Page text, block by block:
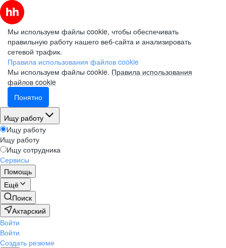
Мы используем файлы cookie, чтобы обеспечивать
правильную работу нашего веб-сайта и анализировать
сетевой трафик.
Правила использования файлов cookie
Мы используем файлы cookie. Правила использования
файлов cookie
Понятно
Ищу работу
Ищу работу
Ищу работу
Ищу сотрудника
Сервисы
Помощь
Ещё
Поиск
Ахтарский
Войти
Войти
Создать резюме